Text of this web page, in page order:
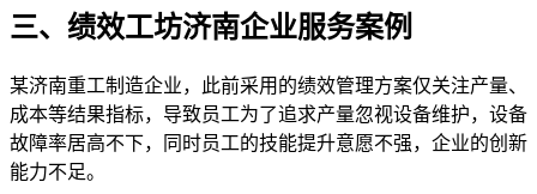
三、绩效工坊济南企业服务案例
某济南重工制造企业，此前采用的绩效管理方案仅关注产量、
成本等结果指标，导致员工为了追求产量忽视设备维护，设备
故障率居高不下，同时员工的技能提升意愿不强，企业的创新
能力不足。